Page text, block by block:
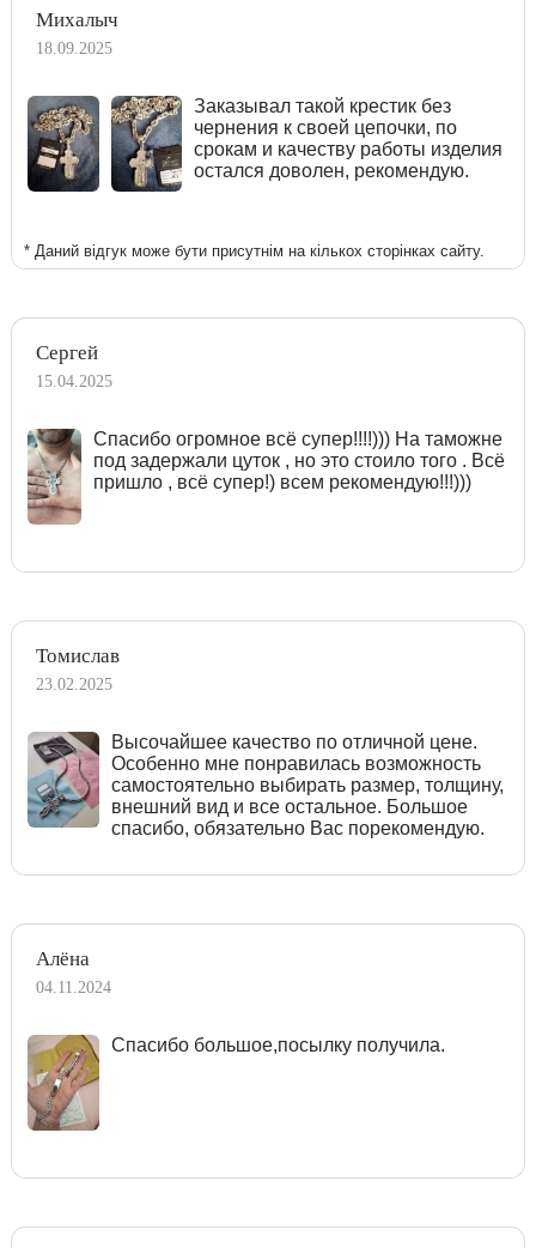
Михалыч
18.09.2025
Заказывал такой крестик без
чернения к своей цепочки, по
срокам и качеству работы изделия
остался доволен, рекомендую.
* Даний відгук може бути присутнім на кількох сторінках сайту.
Сергей
15.04.2025
Спасибо огромное всё супер!!!!))) На таможне
под задержали цуток , но это стоило того . Всё
пришло , всё супер!) всем рекомендую!!!)))
Томислав
23.02.2025
Высочайшее качество по отличной цене.
Особенно мне понравилась возможность
самостоятельно выбирать размер, толщину,
внешний вид и все остальное. Большое
спасибо, обязательно Вас порекомендую.
Алёна
04.11.2024
Спасибо большое,посылку получила.